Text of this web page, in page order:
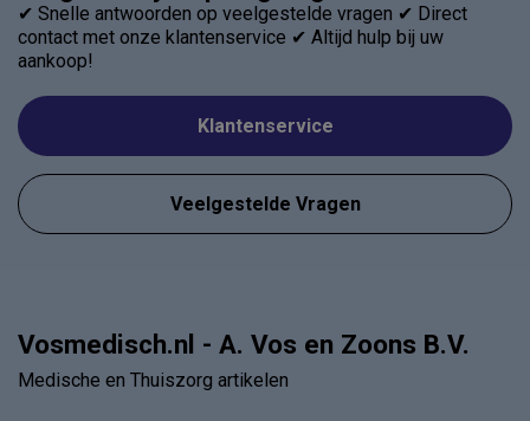
✔ Snelle antwoorden op veelgestelde vragen ✔ Direct
contact met onze klantenservice ✔ Altijd hulp bij uw
aankoop!
Klantenservice
Veelgestelde Vragen
Vosmedisch.nl - A. Vos en Zoons B.V.
Medische en Thuiszorg artikelen